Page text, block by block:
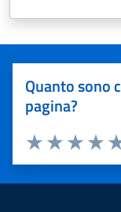
Quanto sono
pagina?
Valuta 3
Valuta 2
Valuta 1 stelle su